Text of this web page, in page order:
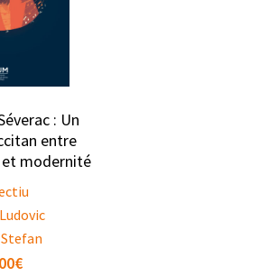
: Un
entre
modernité
€